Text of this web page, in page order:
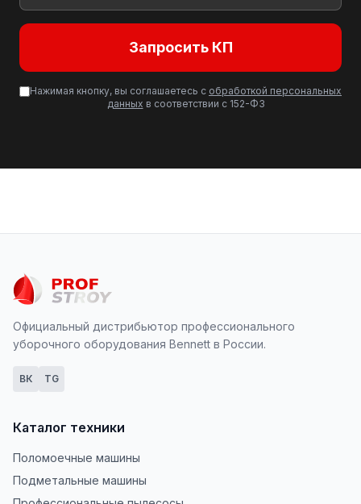
Запросить КП
Нажимая кнопку, вы соглашаетесь с обработкой персональных
данных в соответствии с 152-ФЗ
Официальный дистрибьютор профессионального
уборочного оборудования Bennett в России.
ВК TG
Каталог техники
Поломоечные машины
Подметальные машины